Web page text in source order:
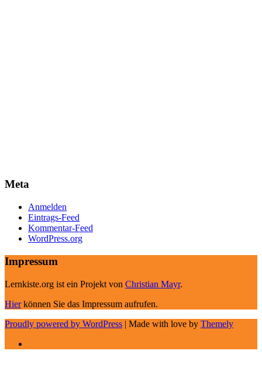
Meta
Anmelden
Eintrags-Feed
Kommentar-Feed
WordPress.org
Impressum
Lernkiste.org ist ein Projekt von Christian Mayr.
Hierkönnen Sie das Impressum aufrufen.
Proudly powered by WordPress | Made with love by Themely